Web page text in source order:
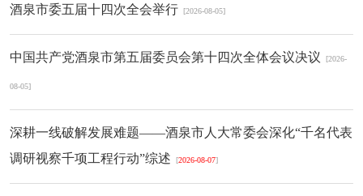
酒泉市委五届十四次全会举行 [2026-08-05]
中国共产党酒泉市第五届委员会第十四次全体会议决议 [2026-
08-05]
深耕一线破解发展难题——酒泉市人大常委会深化“千名代表
调研视察千项工程行动”综述
[2026-08-07]